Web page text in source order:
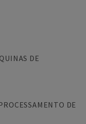
DE
DE